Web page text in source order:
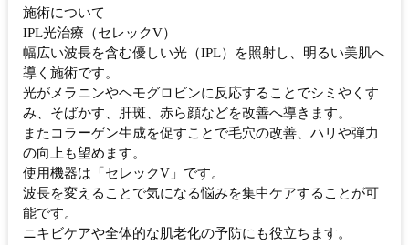
施術について
IPL光治療（セレックV）
幅広い波長を含む優しい光（IPL）を照射し、明るい美肌へ
導く施術です。
光がメラニンやヘモグロビンに反応することでシミやくす
み、そばかす、肝斑、赤ら顔などを改善へ導きます。
またコラーゲン生成を促すことで毛穴の改善、ハリや弾力
の向上も望めます。
使用機器は「セレックV」です。
波長を変えることで気になる悩みを集中ケアすることが可
能です。
ニキビケアや全体的な肌老化の予防にも役立ちます。